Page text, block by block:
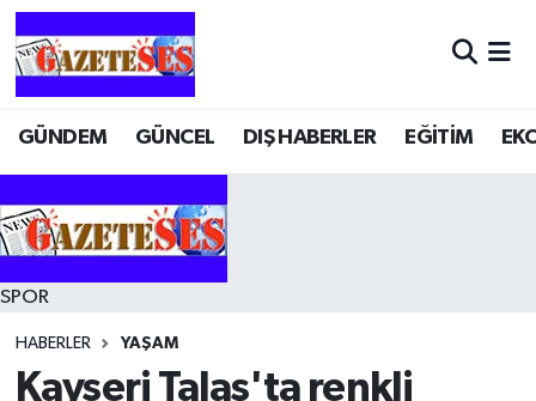
GÜNDEM GÜNCEL DIŞ HABERLER EĞİTİM
SPOR
HABERLER YAŞAM
Kayseri Talas'ta renkli